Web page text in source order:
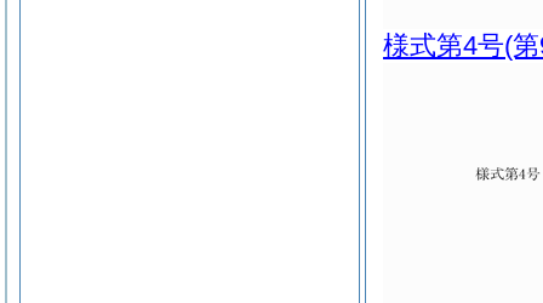
様式第4号(